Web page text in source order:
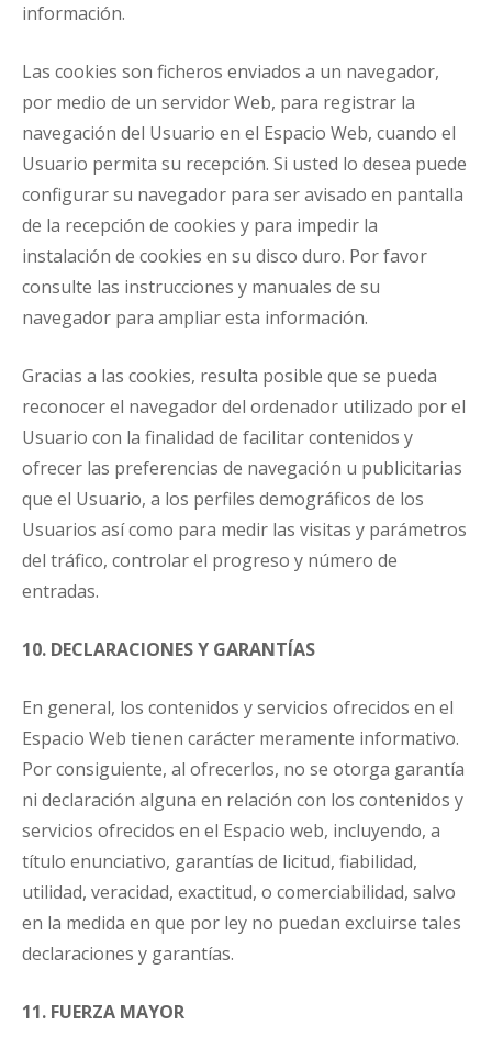
información.
Las cookies son ficheros enviados a un navegador,
por medio de un servidor Web, para registrar la
navegación del Usuario en el Espacio Web, cuando el
Usuario permita su recepción. Si usted lo desea puede
configurar su navegador para ser avisado en pantalla
de la recepción de cookies y para impedir la
instalación de cookies en su disco duro. Por favor
consulte las instrucciones y manuales de su
navegador para ampliar esta información.
Gracias a las cookies, resulta posible que se pueda
reconocer el navegador del ordenador utilizado por el
Usuario con la finalidad de facilitar contenidos y
ofrecer las preferencias de navegación u publicitarias
que el Usuario, a los perfiles demográficos de los
Usuarios así como para medir las visitas y parámetros
del tráfico, controlar el progreso y número de
entradas.
10. DECLARACIONES Y GARANTÍAS
En general, los contenidos y servicios ofrecidos en el
Espacio Web tienen carácter meramente informativo.
Por consiguiente, al ofrecerlos, no se otorga garantía
ni declaración alguna en relación con los contenidos y
servicios ofrecidos en el Espacio web, incluyendo, a
título enunciativo, garantías de licitud, fiabilidad,
utilidad, veracidad, exactitud, o comerciabilidad, salvo
en la medida en que por ley no puedan excluirse tales
declaraciones y garantías.
11. FUERZA MAYOR